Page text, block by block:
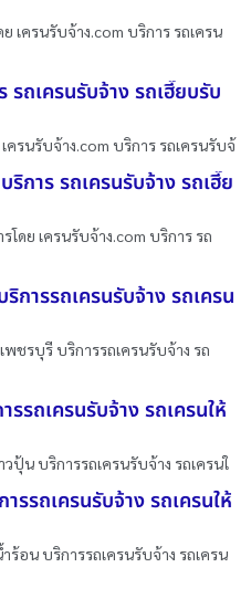
เครนรับจ้าง.com บริการ รถเครน
รถเครนรับจ้าง รถเฮี๊ยบรับ
ครนรับจ้าง.com บริการ รถเครนรับจ้
การ รถเครนรับจ้าง รถเฮี๊ย
ดย เครนรับจ้าง.com บริการ รถ
การรถเครนรับจ้าง รถเครน
พชรบุรี บริการรถเครนรับจ้าง รถ
รถเครนรับจ้าง รถเครนให้
ปุ้น บริการรถเครนรับจ้าง รถเครนใ
รรถเครนรับจ้าง รถเครนให้
ร้อน บริการรถเครนรับจ้าง รถเครน